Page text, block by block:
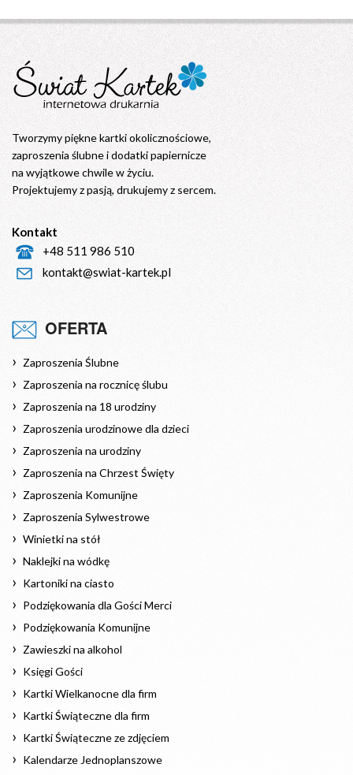
Tworzymy piękne kartki okolicznościowe,
zaproszenia ślubne i dodatki papiernicze
na wyjątkowe chwile w życiu.
Projektujemy z pasją, drukujemy z sercem.
Kontakt
+48 511 986 510
kontakt@swiat-kartek.pl
OFERTA
Zaproszenia Ślubne
Zaproszenia na rocznicę ślubu
Zaproszenia na 18 urodziny
Zaproszenia urodzinowe dla dzieci
Zaproszenia na urodziny
Zaproszenia na Chrzest Święty
Zaproszenia Komunijne
Zaproszenia Sylwestrowe
Winietki na stół
Naklejki na wódkę
Kartoniki na ciasto
Podziękowania dla Gości Merci
Podziękowania Komunijne
Zawieszki na alkohol
Księgi Gości
Kartki Wielkanocne dla firm
Kartki Świąteczne dla firm
Kartki Świąteczne ze zdjęciem
Kalendarze Jednoplanszowe